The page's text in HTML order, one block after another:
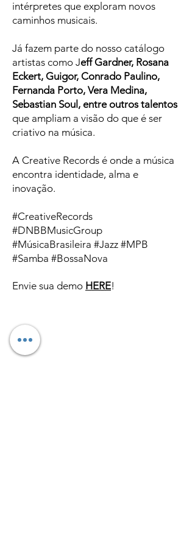
intérpretes que exploram novos
caminhos musicais.
Já fazem parte do nosso catálogo
artistas como Jeff Gardner, Rosana
Eckert, Guigor, Conrado Paulino,
Fernanda Porto, Vera Medina,
Sebastian Soul, entre outros talentos
que ampliam a visão do que é ser
criativo na música.
A Creative Records é onde a música
encontra identidade, alma e
inovação.
#CreativeRecords
#DNBBMusicGroup
#MúsicaBrasileira #Jazz #MPB
#Samba #BossaNova
Envie sua demo HERE!